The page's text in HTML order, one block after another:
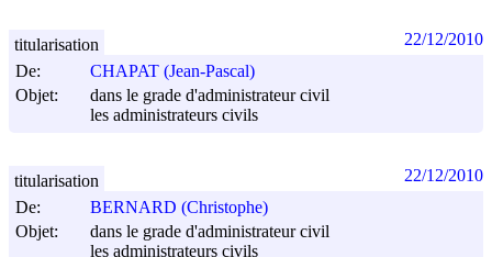
De:
CHAPAT (Jean-Pascal)
Objet:
dans le grade d'administrateur civil
les administrateurs civils
titularisation 22/12/2010
De:
BERNARD (Christophe)
Objet:
dans le grade d'administrateur civil
les administrateurs civils
titularisation 22/12/2010